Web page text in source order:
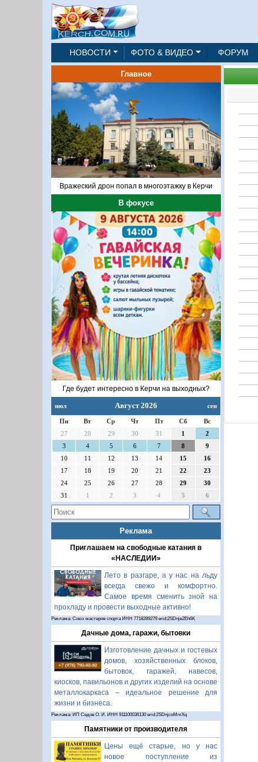
НОВОСТИ ФОТО & ВИДЕО ФОРУМ
Главное
Вражеский дрон попал в многоэтажку в Керчи
В фокусе
Где будет интересно в Керчи на выходных?
июл Август 2026 сен
Пн Вт Ср Чт Пт Сб
Вс
27
28 29 30 31 1
2
3
4 5 6 7 8
9
10
11 12 13 14 15
16
17
18 19 20 21 22
23
24
25 26 27 28 29
30
31
1 2 3 4 5 6
Реклама
Приглашаем на свободные катания в
«НАСЛЕДИИ»
Лето в разгаре, а у нас на льду
всегда свежо и комфортно.
Самое время сменить зной на
прохладу и провести выходные активно!
Реклама: Союз мастеров спорта ИНН 7718289279 erid:2SDnje2Eh6K
Дачные дома, гаражи, бытовки
Изготовление дачных и гостевых
домов, хозяйственных блоков,
бытовок, гаражей, навесов,
киосков, павильонов и других изделий на основе
металлокаркаса – идеальное решение для
жизни и бизнеса.
Реклама: ИП Седов О. И. ИНН 911100036130 erid:2SDnjcoMmXq
Памятники от производителя
Цены ещё старые, но у нас
новое поступление из